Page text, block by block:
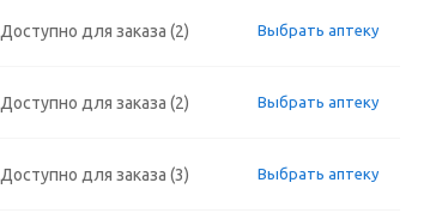
Доступно для заказа (2) Выбрать аптеку
Доступно для заказа (2) Выбрать аптеку
Доступно для заказа (3) Выбрать аптеку